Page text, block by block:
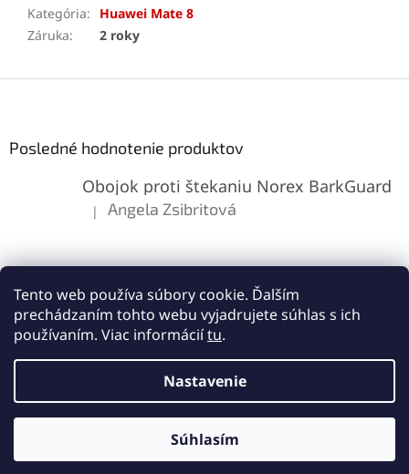
Tento web používa súbory cookie. Ďalším
prechádzaním tohto webu vyjadrujete súhlas s ich
používaním. Viac informáciítu.
Nastavenie
Súhlasím
Kategória:
Huawei Mate 8
Záruka: 2 roky
Posledné hodnotenie produktov
Obojok proti štekaniu Norex BarkGuard
Hodnotenie produktu je 5 z 5 hviezdičiek.
| Angela Zsibritová
Vytvoril Shoptet
Copyright 2026Lemes.sk. Všetky práva vyhradené.Upraviť
nastavenie cookies